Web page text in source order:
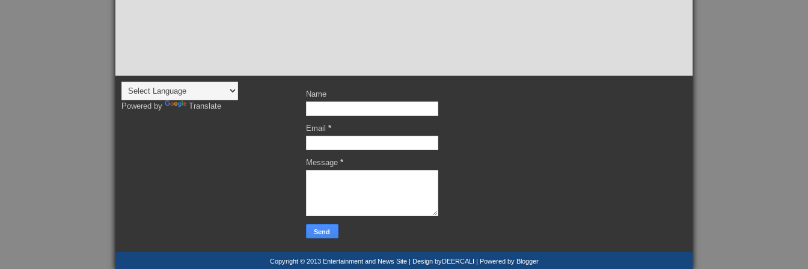
Powered by Translate
Name
Email *
Message *
Copyright © 2013 Entertainment and News Site | Design byDEERCALI | Powered by Blogger